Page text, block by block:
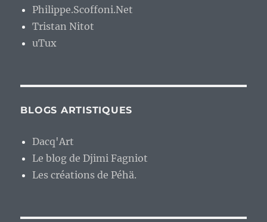
Philippe.Scoffoni.Net
Tristan Nitot
uTux
BLOGS ARTISTIQUES
Dacq'Art
Le blog de Djimi Fagniot
Les créations de Péhä.